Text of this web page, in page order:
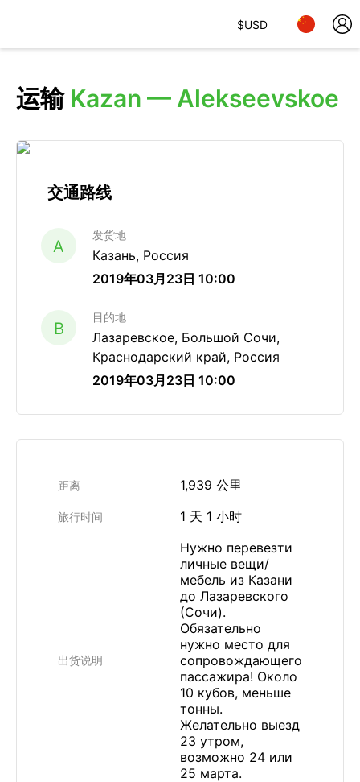
$USD
运输 Kazan — Alekseevskoe
交通路线
A
发货地
Казань, Россия
2019年03月23日 10:00
B
目的地
Лазаревское, Большой Сочи,
Краснодарский край, Россия
2019年03月23日 10:00
距离 1,939 公里
旅行时间 1 天 1 小时
出货说明
Нужно перевезти
личные вещи/
мебель из Казани
до Лазаревского
(Сочи).
Обязательно
нужно место для
сопровождающего
пассажира! Около
10 кубов, меньше
тонны.
Желательно выезд
23 утром,
возможно 24 или
25 марта.